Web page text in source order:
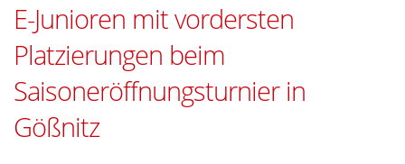
E-Junioren mit vordersten
Platzierungen beim
Saisoneröffnungsturnier in
Gößnitz